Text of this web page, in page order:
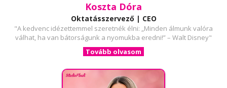
Koszta Dóra
Oktatásszervező | CEO
"A kedvenc idézettemmel szeretnék élni: „Minden álmunk valóra
válhat, ha van bátorságunk a nyomukba eredni!” – Walt Disney"
Tovább olvasom